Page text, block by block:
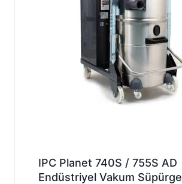
IPC Planet 740S / 755S AD
Endüstriyel Vakum Süpürge